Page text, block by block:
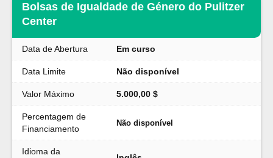
Bolsas de Igualdade de Género do Pulitzer
Center
Data de Abertura Em curso
Data Limite Não disponível
Valor Máximo 5.000,00 $
Percentagem de
Financiamento
Não disponível
Idioma da